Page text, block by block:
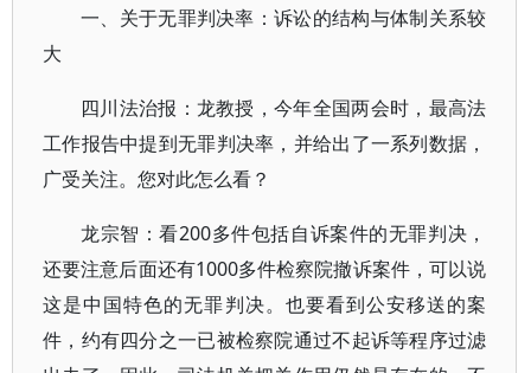
一、关于无罪判决率：诉讼的结构与体制关系较
大
四川法治报：龙教授，今年全国两会时，最高法
工作报告中提到无罪判决率，并给出了一系列数据，
广受关注。您对此怎么看？
龙宗智：看200多件包括自诉案件的无罪判决，
还要注意后面还有1000多件检察院撤诉案件，可以说
这是中国特色的无罪判决。也要看到公安移送的案
件，约有四分之一已被检察院通过不起诉等程序过滤